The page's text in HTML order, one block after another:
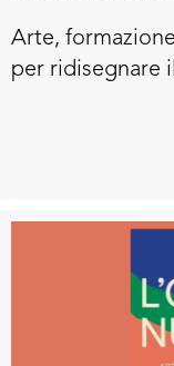
Arte,
per ridisegnare